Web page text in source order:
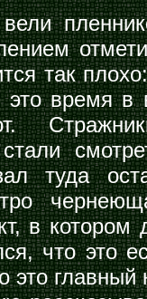
так
время в
стали
туда
в котором
что это
это